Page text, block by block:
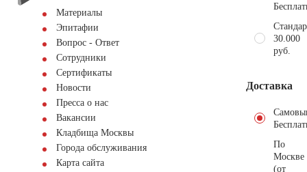
Материалы
Эпитафии
Вопрос - Ответ
Сотрудники
Сертификаты
Новости
Пресса о нас
Вакансии
Кладбища Москвы
Города обслуживания
Карта сайта
30.000
руб.
Доставка
По
Москве
(от